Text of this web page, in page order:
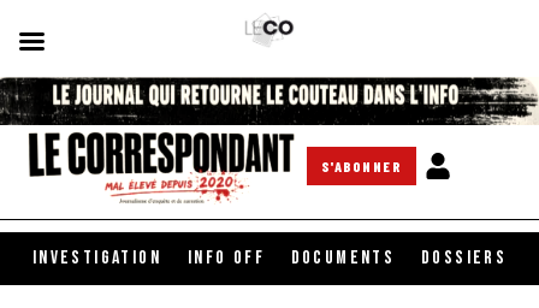
S'ABONNER
INVESTIGATION INFO OFF DOCUMENTS DOSSIERS